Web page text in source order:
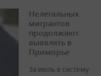
Нелегальных
мигрантов
продолжают
выявлять в
Приморье
За июль в систему